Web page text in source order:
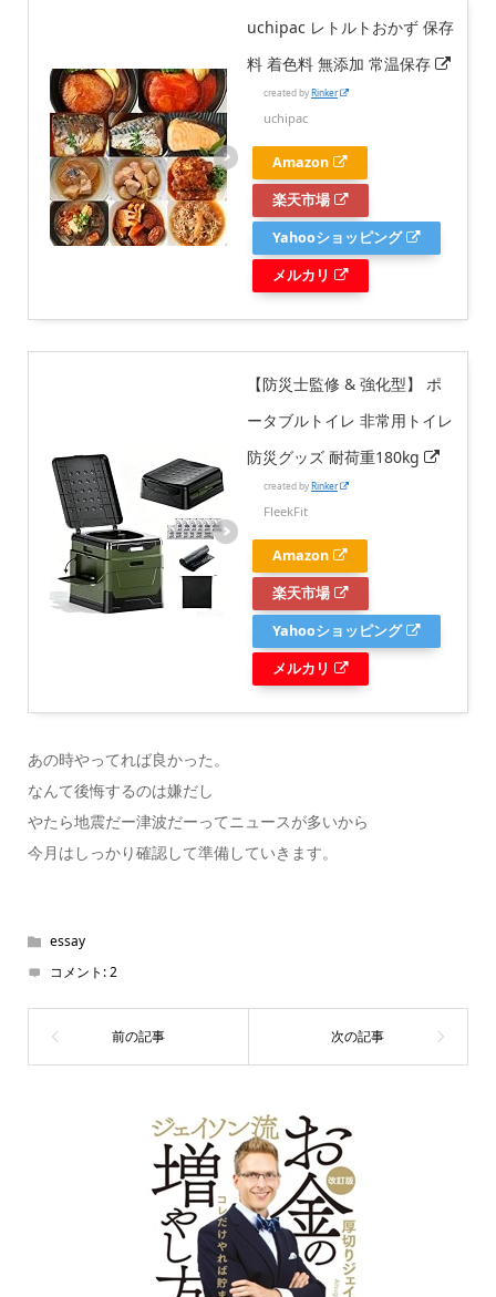
uchipac レトルトおかず 保存
料 着色料 無添加 常温保存
created byRinker
uchipac
Amazon
楽天市場
Yahooショッピング
メルカリ
【防災士監修 & 強化型】 ポ
ータブルトイレ 非常用トイレ
防災グッズ 耐荷重180kg
created byRinker
FleekFit
Amazon
楽天市場
Yahooショッピング
メルカリ
あの時やってれば良かった。
なんて後悔するのは嫌だし
やたら地震だー津波だーってニュースが多いから
今月はしっかり確認して準備していきます。
essay
コメント:2